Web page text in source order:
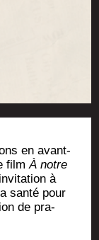
en avant-
filmÀ notre
à
san­té pour
de pra­